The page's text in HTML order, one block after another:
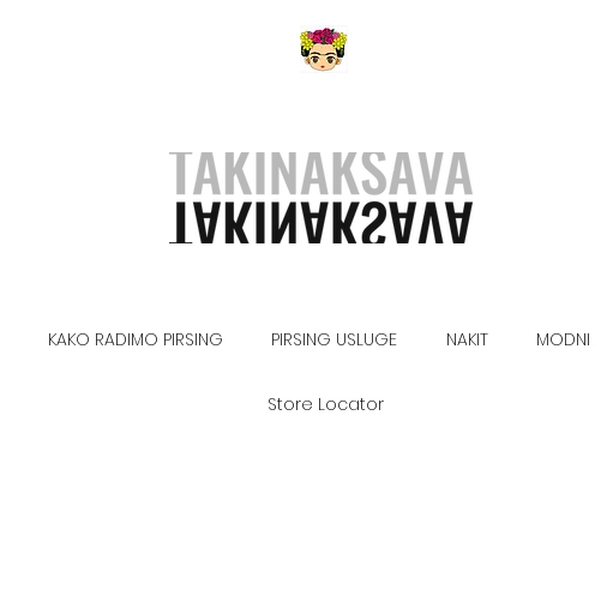
KAKO RADIMO PIRSING PIRSING USLUGE NAKIT MODNI
Store Locator